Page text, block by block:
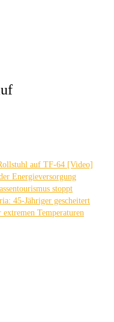
auf TF-64 [Video]
Energieversorgung
stoppt
45-Jähriger gescheitert
Temperaturen